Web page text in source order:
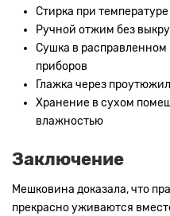
Стирка при
Ручной отжим без
Сушка в расправленном
приборов
Глажка через
Хранение в сухом
влажностью
Заключение
Мешковина доказала, что
прекрасно уживаются